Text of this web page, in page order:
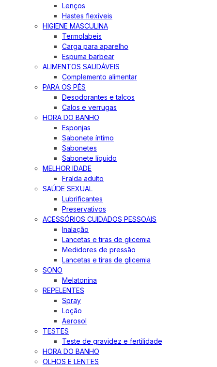
Lenços
Hastes flexíveis
HIGIENE MASCULINA
Termolabeis
Carga para aparelho
Espuma barbear
ALIMENTOS SAUDÁVEIS
Complemento alimentar
PARA OS PÉS
Desodorantes e talcos
Calos e verrugas
HORA DO BANHO
Esponjas
Sabonete íntimo
Sabonetes
Sabonete líquido
MELHOR IDADE
Fralda adulto
SAÚDE SEXUAL
Lubrificantes
Preservativos
ACESSÓRIOS CUIDADOS PESSOAIS
Inalação
Lancetas e tiras de glicemia
Medidores de pressão
Lancetas e tiras de glicemia
SONO
Melatonina
REPELENTES
Spray
Loção
Aerosol
TESTES
Teste de gravidez e fertilidade
HORA DO BANHO
OLHOS E LENTES